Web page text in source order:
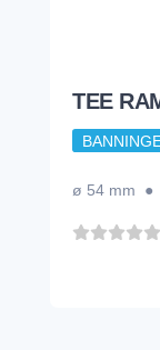
TEE
ø 54 mm